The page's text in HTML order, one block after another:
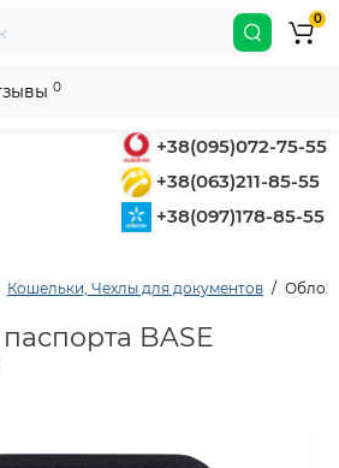
+38(095)072-75-55
+38(063)211-85-55
+38(097)178-85-55
0
Кошельки, Чехлы для документов
BASE
0